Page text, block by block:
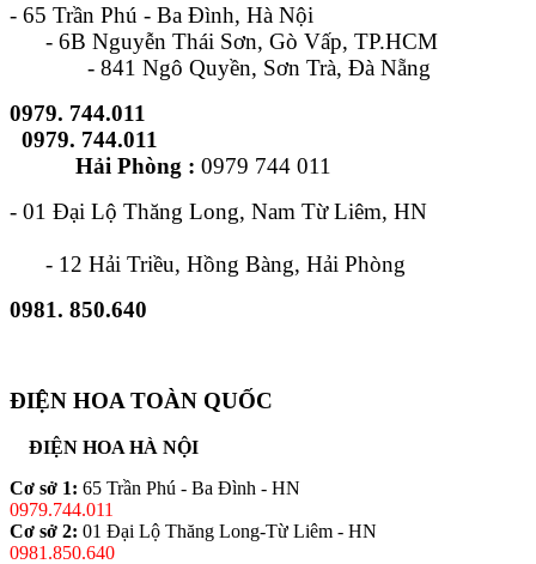
- 65 Trần Phú - Ba Đình, Hà Nội
- 6B Nguyễn Thái Sơn, Gò Vấp, TP.HCM
- 841 Ngô Quyền, Sơn Trà, Đà Nẵng
0979. 744.011
0979. 744.011
Hải Phòng : 0979 744 011
- 01 Đại Lộ Thăng Long, Nam Từ Liêm, HN
- 12 Hải Triều, Hồng Bàng, Hải Phòng
0981. 850.640
ĐIỆN HOA TOÀN QUỐC
ĐIỆN HOA HÀ NỘI
Cơ sở 1: 65 Trần Phú - Ba Đình - HN
0979.744.011
Cơ sở 2: 01 Đại Lộ Thăng Long-Từ Liêm - HN
0981.850.640